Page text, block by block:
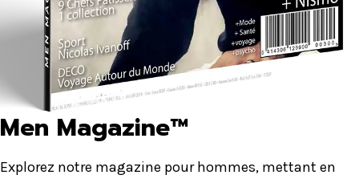
Men Magazine™
Explorez notre magazine pour hommes, mettant en